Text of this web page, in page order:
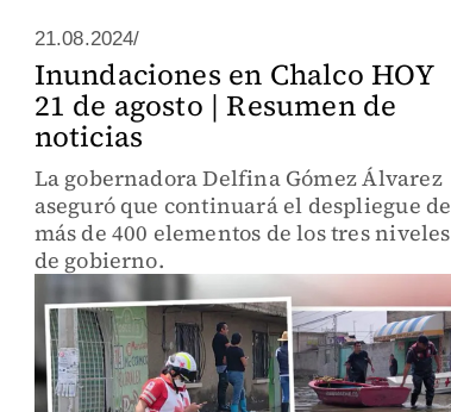
21.08.2024/
Inundaciones en Chalco HOY
21 de agosto | Resumen de
noticias
La gobernadora Delfina Gómez Álvarez
aseguró que continuará el despliegue de
más de 400 elementos de los tres niveles
de gobierno.